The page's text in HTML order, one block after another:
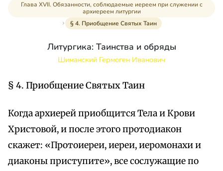
Глава XVII. Обязанности, соблюдаемые иереем при служении с
архиереем литургии
§ 4. Приобщение Святых Таин
Литургика: Таинства и обряды
Шиманский Гермоген Иванович
§ 4. Приобщение Святых Таин
Когда архиерей приобщится Тела и Крови
Христовой, и после этого протодиакон
скажет: «Протоиереи, иереи, иеромонахи и
диаконы приступите», все сослужащие по